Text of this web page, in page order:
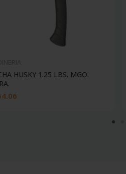
HUSKY 1.25 LBS. MGO.